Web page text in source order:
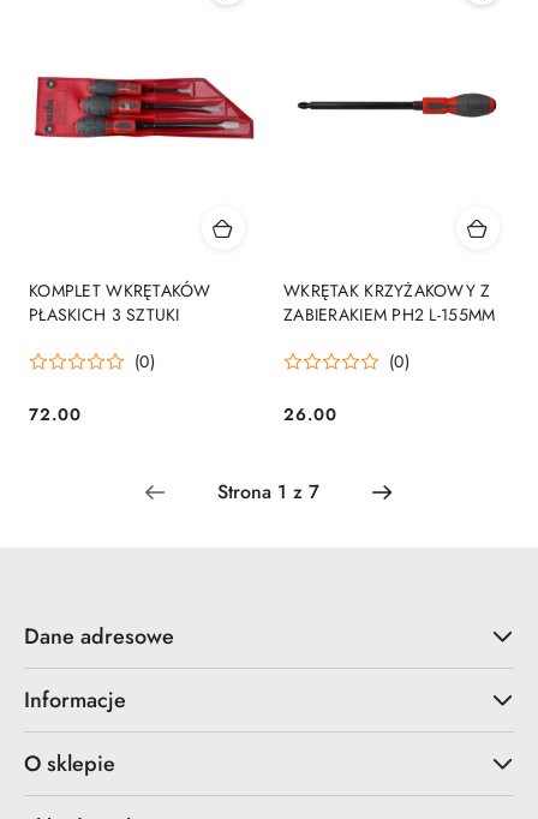
KOMPLET WKRĘTAKÓW
PŁASKICH 3 SZTUKI
(0)
Cena:
72.00
WKRĘTAK KRZYŻAKOWY Z
ZABIERAKIEM PH2 L-155MM
(0)
Cena:
26.00
Dane adresowe
Informacje
O sklepie